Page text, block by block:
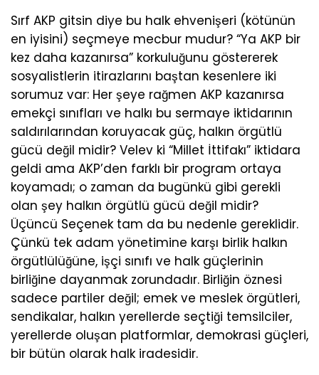
Sırf AKP gitsin diye bu halk ehvenişeri (kötünün
en iyisini) seçmeye mecbur mudur? “Ya AKP bir
kez daha kazanırsa” korkuluğunu göstererek
sosyalistlerin itirazlarını baştan kesenlere iki
sorumuz var: Her şeye rağmen AKP kazanırsa
emekçi sınıfları ve halkı bu sermaye iktidarının
saldırılarından koruyacak güç, halkın örgütlü
gücü değil midir? Velev ki “Millet İttifakı” iktidara
geldi ama AKP’den farklı bir program ortaya
koyamadı; o zaman da bugünkü gibi gerekli
olan şey halkın örgütlü gücü değil midir?
Üçüncü Seçenek tam da bu nedenle gereklidir.
Çünkü tek adam yönetimine karşı birlik halkın
örgütlülüğüne, işçi sınıfı ve halk güçlerinin
birliğine dayanmak zorundadır. Birliğin öznesi
sadece partiler değil; emek ve meslek örgütleri,
sendikalar, halkın yerellerde seçtiği temsilciler,
yerellerde oluşan platformlar, demokrasi güçleri,
bir bütün olarak halk iradesidir.